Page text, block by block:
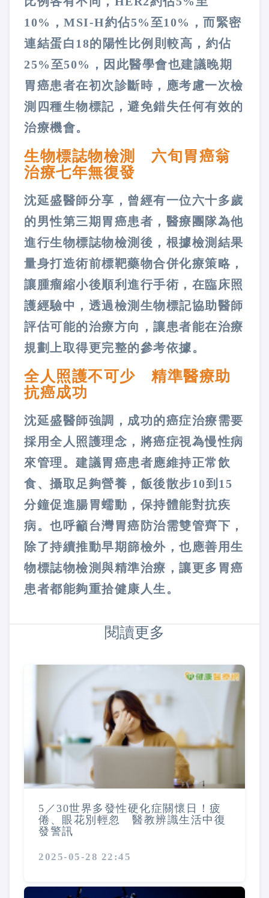
10%，MSI-H約佔5%至10%，而緊密
連結蛋白18的陽性比例則較高，約佔
25%至50%，因此醫學會也建議晚期
胃癌患者在初次診斷時，應考慮一次檢
測四種生物標記，避免錯失任何有效的
治療機會。
生物標誌物檢測 六旬胃癌翁
治療七年無復發
沈延盛醫師分享，曾經有一位六十多歲
的男性第三期胃癌患者，醫療團隊為他
進行生物標誌物檢測後，根據檢測結果
量身打造術前標靶藥物合併化療策略，
讓腫瘤縮小後順利進行手術，在臨床照
護經驗中，透過檢測生物標記協助醫師
評估可能的治療方向，讓患者能在治療
規劃上取得更完整的參考依據。
全人照護不可少 精準醫療助
抗癌成功
沈延盛醫師強調，成功的癌症治療需要
採用全人照護理念，將癌症視為慢性病
來管理。建議胃癌患者應維持正常飲
食、攝取足夠營養，飯後散步10到15
分鐘促進腸胃蠕動，保持體能對抗疾
病。也呼籲台灣胃癌防治需雙管齊下，
除了持續推動早期篩檢外，也應善用生
物標誌物檢測與精準治療，讓更多胃癌
患者都能夠重拾健康人生。
閱讀更多
5／30世界多發性硬化症關懷日！疲
倦、眼花別輕忽 醫教辨識生活中復
發警訊
2025-05-28 22:45